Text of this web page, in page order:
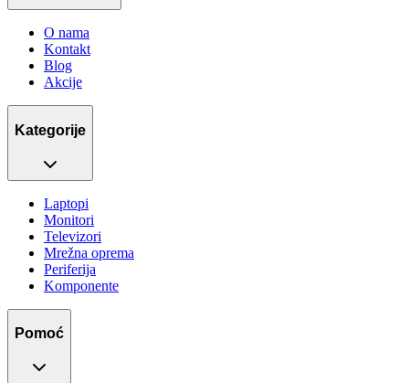
O nama
Kontakt
Blog
Akcije
Kategorije
Laptopi
Monitori
Televizori
Mrežna oprema
Periferija
Komponente
Pomoć